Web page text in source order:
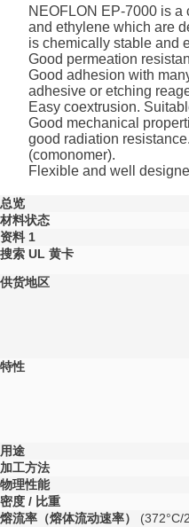
NEOFLON EP-7000 is a
and ethylene which are
is chemically stable and
Good permeation
Good adhesion with
adhesive or etching
Easy coextrusion.
Good mechanical
good radiation
(comonomer).
Flexible and well
总览
材料状态
资料 1
搜索 UL 黄卡
供货地区
特性
用途
加工方法
物理性能
密度 / 比重
熔流率（熔体流动速率）
(372°C/